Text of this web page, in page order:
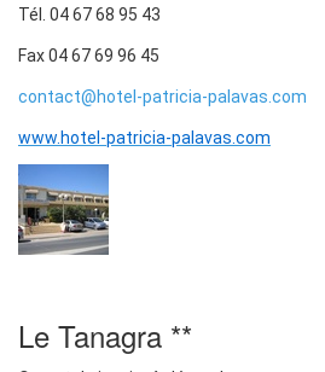
Tél. 04 67 68 95 43
Fax 04 67 69 96 45
contact@hotel-patricia-palavas.com
www.hotel-patricia-palavas.com
Le Tanagra **